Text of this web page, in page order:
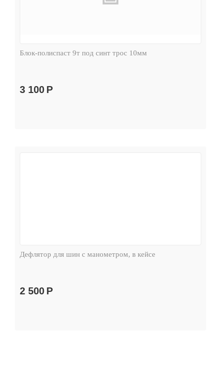
Блок-полиспаст 9т под синт трос 10мм
3 100 Р
Дефлятор для шин с манометром, в кейсе
2 500 Р